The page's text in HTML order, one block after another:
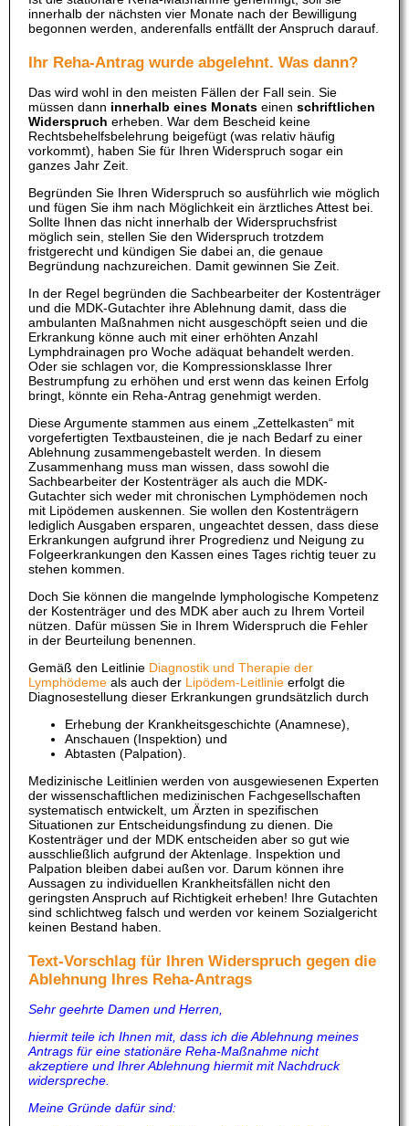
innerhalb der nächsten vier Monate nach der Bewilligung
begonnen werden, anderenfalls entfällt der Anspruch darauf.
Ihr Reha-Antrag wurde abgelehnt. Was dann?
Das wird wohl in den meisten Fällen der Fall sein. Sie
müssen dann innerhalb eines Monats einen schriftlichen
Widerspruch erheben. War dem Bescheid keine
Rechtsbehelfsbelehrung beigefügt (was relativ häufig
vorkommt), haben Sie für Ihren Widerspruch sogar ein
ganzes Jahr Zeit.
Begründen Sie Ihren Widerspruch so ausführlich wie möglich
und fügen Sie ihm nach Möglichkeit ein ärztliches Attest bei.
Sollte Ihnen das nicht innerhalb der Widerspruchsfrist
möglich sein, stellen Sie den Widerspruch trotzdem
fristgerecht und kündigen Sie dabei an, die genaue
Begründung nachzureichen. Damit gewinnen Sie Zeit.
In der Regel begründen die Sachbearbeiter der Kostenträger
und die MDK-Gutachter ihre Ablehnung damit, dass die
ambulanten Maßnahmen nicht ausgeschöpft seien und die
Erkrankung könne auch mit einer erhöhten Anzahl
Lymphdrainagen pro Woche adäquat behandelt werden.
Oder sie schlagen vor, die Kompressionsklasse Ihrer
Bestrumpfung zu erhöhen und erst wenn das keinen Erfolg
bringt, könnte ein Reha-Antrag genehmigt werden.
Diese Argumente stammen aus einem „Zettelkasten“ mit
vorgefertigten Textbausteinen, die je nach Bedarf zu einer
Ablehnung zusammengebastelt werden. In diesem
Zusammenhang muss man wissen, dass sowohl die
Sachbearbeiter der Kostenträger als auch die MDK-
Gutachter sich weder mit chronischen Lymphödemen noch
mit Lipödemen auskennen. Sie wollen den Kostenträgern
lediglich Ausgaben ersparen, ungeachtet dessen, dass diese
Erkrankungen aufgrund ihrer Progredienz und Neigung zu
Folgeerkrankungen den Kassen eines Tages richtig teuer zu
stehen kommen.
Doch Sie können die mangelnde lymphologische Kompetenz
der Kostenträger und des MDK aber auch zu Ihrem Vorteil
nützen. Dafür müssen Sie in Ihrem Widerspruch die Fehler
in der Beurteilung benennen.
Gemäß den Leitlinie Diagnostik und Therapie der
Lymphödeme als auch der Lipödem-Leitlinie erfolgt die
Diagnosestellung dieser Erkrankungen grundsätzlich durch
Erhebung der Krankheitsgeschichte (Anamnese),
Anschauen (Inspektion) und
Abtasten (Palpation).
Medizinische Leitlinien werden von ausgewiesenen Experten
der wissenschaftlichen medizinischen Fachgesellschaften
systematisch entwickelt, um Ärzten in spezifischen
Situationen zur Entscheidungsfindung zu dienen. Die
Kostenträger und der MDK entscheiden aber so gut wie
ausschließlich aufgrund der Aktenlage. Inspektion und
Palpation bleiben dabei außen vor. Darum können ihre
Aussagen zu individuellen Krankheitsfällen nicht den
geringsten Anspruch auf Richtigkeit erheben! Ihre Gutachten
sind schlichtweg falsch und werden vor keinem Sozialgericht
keinen Bestand haben.
Text-Vorschlag für Ihren Widerspruch gegen die
Ablehnung Ihres Reha-Antrags
Sehr geehrte Damen und Herren,
hiermit teile ich Ihnen mit, dass ich die Ablehnung meines
Antrags für eine stationäre Reha-Maßnahme nicht
akzeptiere und Ihrer Ablehnung hiermit mit Nachdruck
widerspreche.
Meine Gründe dafür sind: